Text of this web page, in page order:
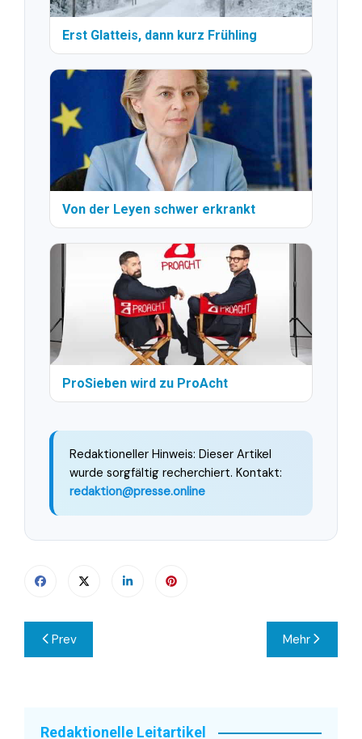
Erst Glatteis, dann kurz Frühling
Von der Leyen schwer erkrankt
ProSieben wird zu ProAcht
Redaktioneller Hinweis: Dieser Artikel
wurde sorgfältig recherchiert. Kontakt:
redaktion@presse.online
Beitragsnavigation
Prev Mehr
Redaktionelle Leitartikel